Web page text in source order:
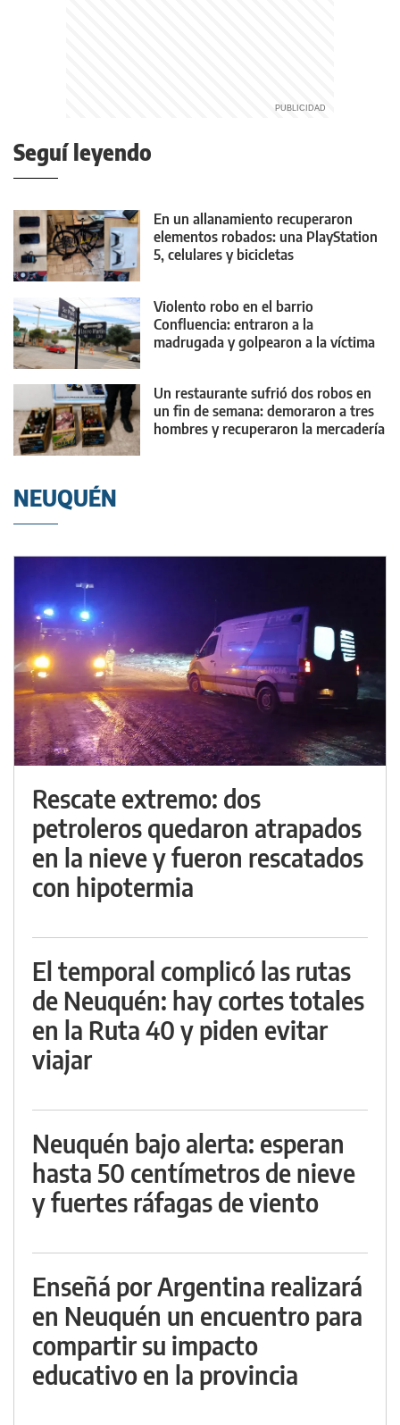
Seguí leyendo
En un allanamiento recuperaron
elementos robados: una PlayStation
5, celulares y bicicletas
Violento robo en el barrio
Confluencia: entraron a la
madrugada y golpearon a la víctima
Un restaurante sufrió dos robos en
un fin de semana: demoraron a tres
hombres y recuperaron la mercadería
NEUQUÉN
Rescate extremo: dos
petroleros quedaron atrapados
en la nieve y fueron rescatados
con hipotermia
El temporal complicó las rutas
de Neuquén: hay cortes totales
en la Ruta 40 y piden evitar
viajar
Neuquén bajo alerta: esperan
hasta 50 centímetros de nieve
y fuertes ráfagas de viento
Enseñá por Argentina realizará
en Neuquén un encuentro para
compartir su impacto
educativo en la provincia